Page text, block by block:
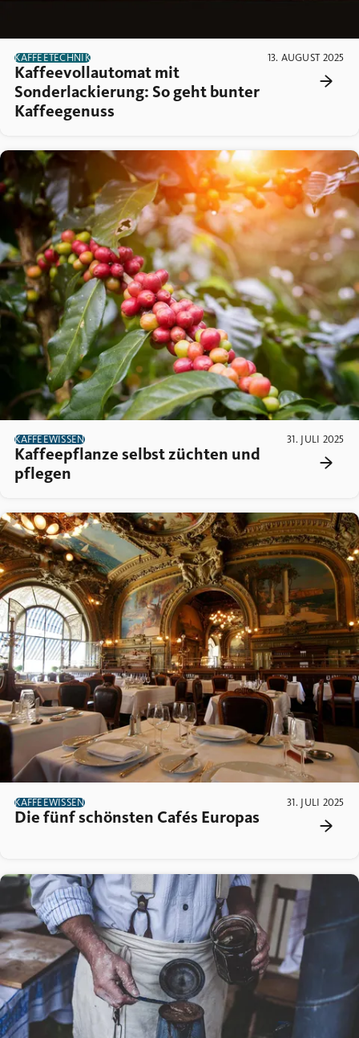
KAFFEETECHNIK 13. AUGUST 2025
Kaffeevollautomat mit
Sonderlackierung: So geht bunter
Kaffeegenuss
KAFFEEWISSEN 31. JULI 2025
Kaffeepflanze selbst züchten und
pflegen
KAFFEEWISSEN 31. JULI 2025
Die fünf schönsten Cafés Europas